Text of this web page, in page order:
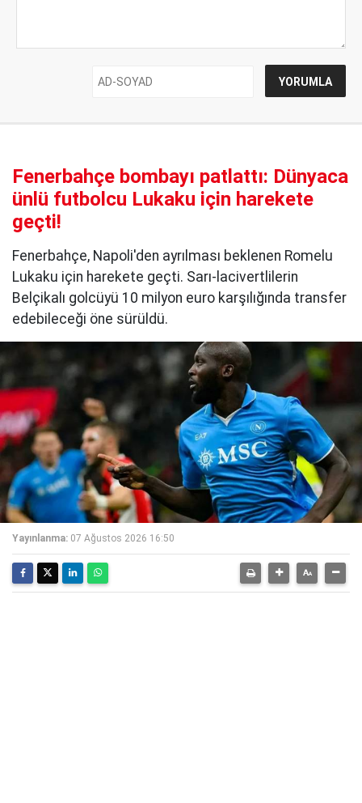
Fenerbahçe bombayı patlattı: Dünyaca
ünlü futbolcu Lukaku için harekete
geçti!
Fenerbahçe, Napoli'den ayrılması beklenen Romelu
Lukaku için harekete geçti. Sarı-lacivertlilerin
Belçikalı golcüyü 10 milyon euro karşılığında transfer
edebileceği öne sürüldü.
Yayınlanma: 07 Ağustos 2026 16:50